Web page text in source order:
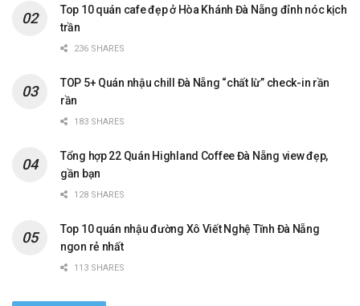
Top 10 quán cafe đẹp ở Hòa Khánh Đà Nẵng đỉnh nóc kịch
trần
236 SHARES
TOP 5+ Quán nhậu chill Đà Nẵng “chất lừ” check-in rần
rần
183 SHARES
Tổng hợp 22 Quán Highland Coffee Đà Nẵng view đẹp,
gần bạn
128 SHARES
Top 10 quán nhậu đường Xô Viết Nghệ Tĩnh Đà Nẵng
ngon rẻ nhất
113 SHARES